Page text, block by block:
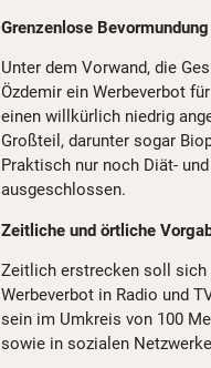
Grenzenlose Bevormundung
Unter dem Vorwand, die
Özdemir ein Werbeverbot
einen willkürlich niedrig
Großteil, darunter sogar
Praktisch nur noch Diät-
ausgeschlossen.
Zeitliche und örtliche
Zeitlich erstrecken soll sich
Werbeverbot in Radio und
sein im Umkreis von 100
sowie in sozialen